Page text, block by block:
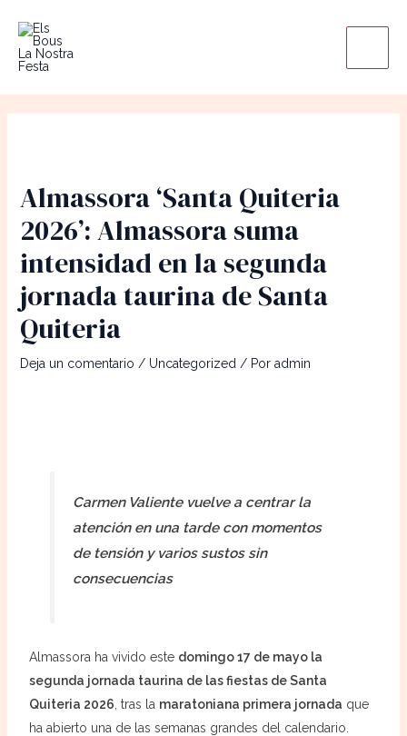
contenido
Almassora ‘Santa Quiteria
2026’: Almassora suma
intensidad en la segunda
jornada taurina de Santa
Quiteria
Deja un comentario / Uncategorized / Por admin
Carmen Valiente vuelve a centrar la
atención en una tarde con momentos
de tensión y varios sustos sin
consecuencias
Almassora ha vivido este domingo 17 de mayo la
segunda jornada taurina de las fiestas de Santa
Quiteria 2026 , tras la maratoniana primera jornada que
ha abierto una de las semanas grandes del calendario.